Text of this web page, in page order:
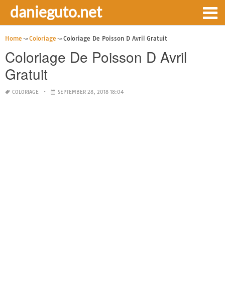
danieguto.net
Home Coloriage Coloriage De Poisson D Avril Gratuit
Coloriage De Poisson D Avril
Gratuit
COLORIAGE SEPTEMBER 28, 2018 18:04